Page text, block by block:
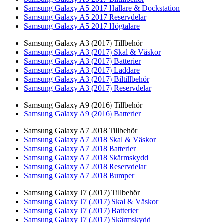
Samsung Galaxy A5 2017 Hållare & Dockstation
Samsung Galaxy A5 2017 Reservdelar
Samsung Galaxy A5 2017 Högtalare
Samsung Galaxy A3 (2017) Tillbehör
Samsung Galaxy A3 (2017) Skal & Väskor
Samsung Galaxy A3 (2017) Batterier
Samsung Galaxy A3 (2017) Laddare
Samsung Galaxy A3 (2017) Biltillbehör
Samsung Galaxy A3 (2017) Reservdelar
Samsung Galaxy A9 (2016) Tillbehör
Samsung Galaxy A9 (2016) Batterier
Samsung Galaxy A7 2018 Tillbehör
Samsung Galaxy A7 2018 Skal & Väskor
Samsung Galaxy A7 2018 Batterier
Samsung Galaxy A7 2018 Skärmskydd
Samsung Galaxy A7 2018 Reservdelar
Samsung Galaxy A7 2018 Bumper
Samsung Galaxy J7 (2017) Tillbehör
Samsung Galaxy J7 (2017) Skal & Väskor
Samsung Galaxy J7 (2017) Batterier
Samsung Galaxy J7 (2017) Skärmskydd